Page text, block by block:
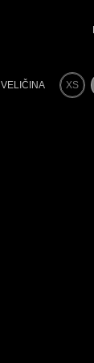
VELIČINA XS